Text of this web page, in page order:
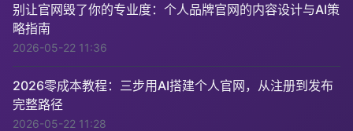
别让官网毁了你的专业度：个人品牌官网的内容设计与AI策
略指南
2026-05-22 11:36
2026零成本教程：三步用AI搭建个人官网，从注册到发布
完整路径
2026-05-22 11:28